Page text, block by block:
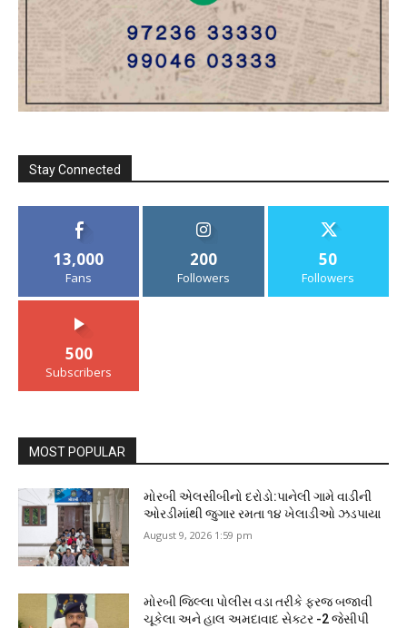
Stay Connected
13,000
Fans
200
Followers
50
Followers
500
Subscribers
MOST POPULAR
મોરબી એલસીબીનો દરોડો:પાનેલી ગામે વાડીની
ઓરડીમાંથી જુગાર રમતા ૧૪ ખેલાડીઓ ઝડપાયા
August 9, 2026 1:59 pm
મોરબી જિલ્લા પોલીસ વડા તરીકે ફરજ બજાવી
ચૂકેલા અને હાલ અમદાવાદ સેક્ટર -2 જેસીપી